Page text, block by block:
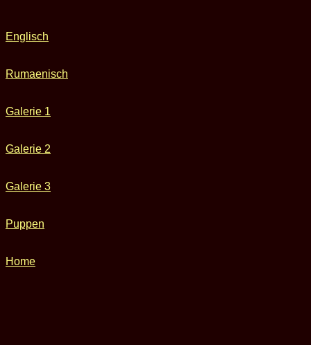
Englisch
Rumaenisch
Galerie 1
Galerie 2
Galerie 3
Puppen
Home